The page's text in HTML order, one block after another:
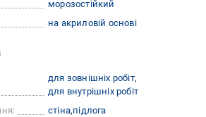
морозостійкий
на акриловій основі
для зовнішніх робіт
для внутрішніх робіт
стіна підлога